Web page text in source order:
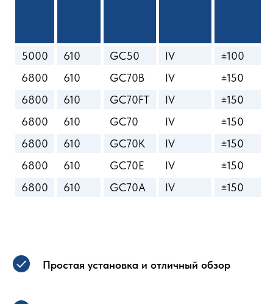
5000 610 GC50 IV ±100
6800
610 GC70B IV ±150
6800
610 GC70FT IV ±150
6800
610 GC70 IV ±150
6800
610 GC70K IV ±150
6800
610 GC70E IV ±150
6800
610 GC70A IV ±150
Простая установка и отличный обзор